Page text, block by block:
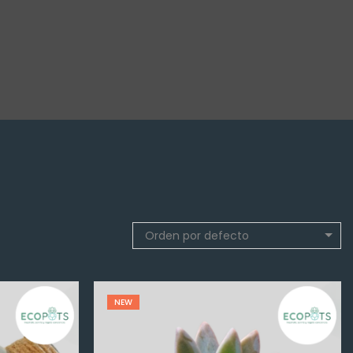
Orden por defecto
NEW